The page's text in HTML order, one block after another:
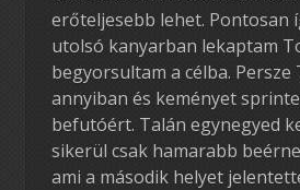
erőteljesebb lehet. Pontosan
utolsó kanyarban lekaptam
begyorsultam a célba. Persze
annyiban és keményet
befutóért. Talán egynegyed
sikerül csak hamarabb
ami a második helyet